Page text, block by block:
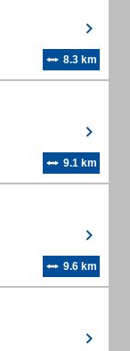
8.3 km
9.1 km
9.6 km